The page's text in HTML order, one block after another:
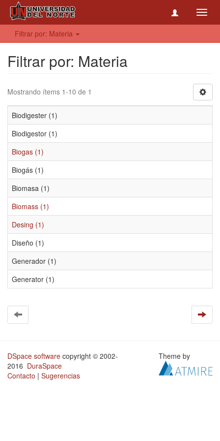
Filtrar por: Materia
Filtrar por: Materia
Mostrando ítems 1-10 de 1
Biodigester (1)
Biodigestor (1)
Biogas (1)
Biogás (1)
Biomasa (1)
Biomass (1)
Desing (1)
Diseño (1)
Generador (1)
Generator (1)
DSpace software copyright © 2002-
2016 DuraSpace
Contacto | Sugerencias
Theme by